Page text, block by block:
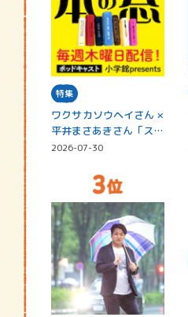
特集
ワクサカソウヘイさん ×
平井まさあきさん「スペ
シャ…
2026-07-30